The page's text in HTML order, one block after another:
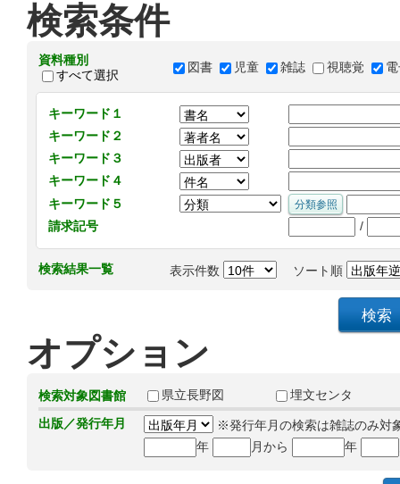
検索条件
資料種別
すべて選択
図書 児童 雑誌 視聴覚
キーワード１
キーワード２
キーワード３
キーワード４
キーワード５
請求記号
/
検索結果一覧 表示件数 ソート順
オプション
検索対象図書館 県立長野図
埋文センタ
出版／発行年月
※発行年月の検索は雑誌のみ対
年
月から 年